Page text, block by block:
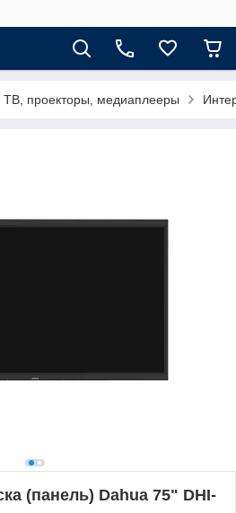
ТВ, проекторы, медиаплееры
(панель) Dahua 75" DHI-